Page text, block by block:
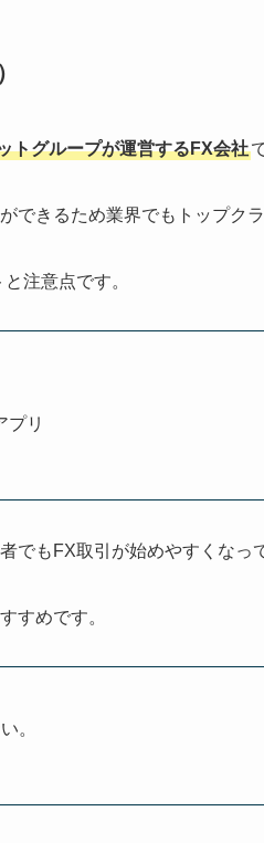
トグループが運営するFX会社
できるため業界でもトップク
注意点です。
プリ
でもFX取引が始めやすくなっ
すめです。
。